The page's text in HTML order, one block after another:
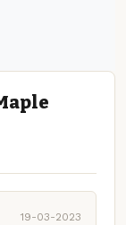
19-03-2023